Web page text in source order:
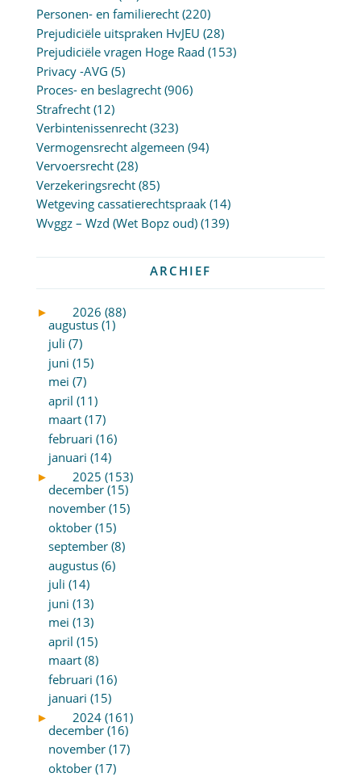
Personen- en familierecht(220)
Prejudiciële uitspraken HvJEU (28)
Prejudiciële vragen Hoge Raad (153)
Privacy -AVG (5)
Proces- en beslagrecht(906)
Strafrecht(12)
Verbintenissenrecht(323)
Vermogensrecht algemeen (94)
Vervoersrecht(28)
Verzekeringsrecht(85)
Wetgeving cassatierechtspraak(14)
Wvggz – Wzd (Wet Bopz oud)(139)
ARCHIEF
►
2026 (88)
augustus (1)
juli (7)
juni (15)
mei (7)
april (11)
maart (17)
februari (16)
januari (14)
►
2025 (153)
december (15)
november (15)
oktober (15)
september (8)
augustus (6)
juli (14)
juni (13)
mei (13)
april (15)
maart (8)
februari (16)
januari (15)
►
2024 (161)
december (16)
november (17)
oktober (17)